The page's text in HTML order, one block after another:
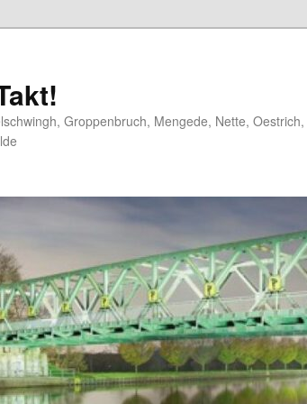
Groppenbruch, Mengede, Nette, Oestrich,